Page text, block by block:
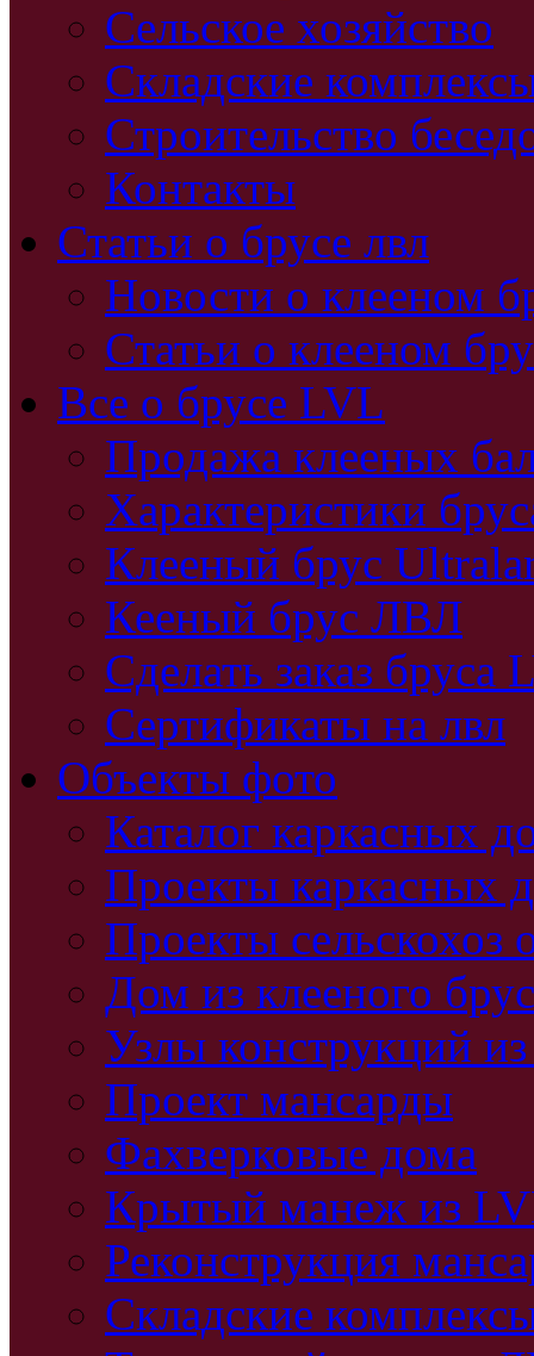
Сельское хозяйство
Складские
Строительство
Контакты
Статьи о брусе лвл
Новости о клееном
Статьи о клееном
Все о брусе LVL
Продажа клееных
Характеристики
Клееный брус
Кееный брус ЛВЛ
Сделать заказ бруса
Сертификаты на лвл
Объекты фото
Каталог каркасных
Проекты каркасных
Проекты сельскохоз
Дом из клееного
Узлы конструкций
Проект мансарды
Фахверковые дома
Крытый манеж из
Реконструкция
Складские